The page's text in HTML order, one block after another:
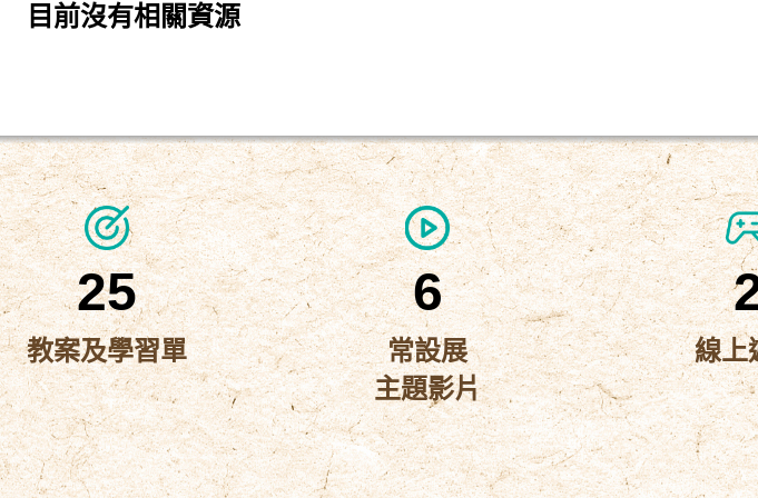
目前沒有相關資源
25
教案及學習單
6
常設展
主題影片
線上